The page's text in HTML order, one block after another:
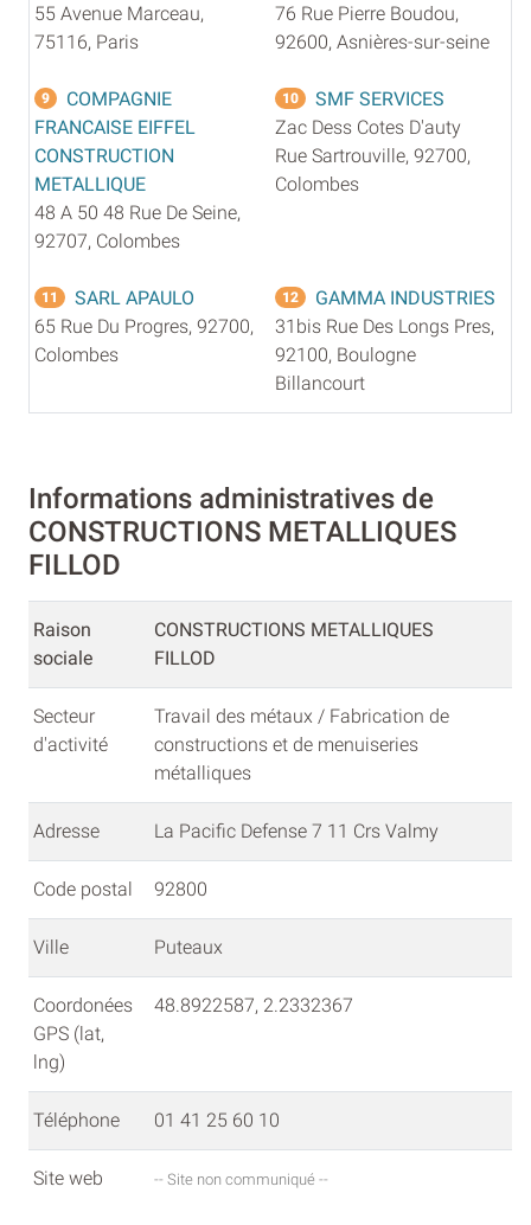
55 Avenue Marceau,
75116, Paris
76 Rue Pierre Boudou,
92600, Asnières-sur-seine
9
COMPAGNIE
FRANCAISE EIFFEL
CONSTRUCTION
METALLIQUE
48 A 50 48 Rue De Seine,
92707, Colombes
10
SMF SERVICES
Zac Dess Cotes D'auty
Rue Sartrouville, 92700,
Colombes
11
SARL APAULO
65 Rue Du Progres, 92700,
Colombes
12
GAMMA INDUSTRIES
31bis Rue Des Longs Pres,
92100, Boulogne
Billancourt
Informations administratives de
CONSTRUCTIONS METALLIQUES
FILLOD
Raison
sociale
CONSTRUCTIONS METALLIQUES
FILLOD
Secteur
d'activité
Travail des métaux / Fabrication de
constructions et de menuiseries
métalliques
Adresse La Pacific Defense 7 11 Crs Valmy
Code postal 92800
Ville Puteaux
Coordonées
GPS (lat,
lng)
48.8922587, 2.2332367
Téléphone 01 41 25 60 10
Site web -- Site non communiqué --